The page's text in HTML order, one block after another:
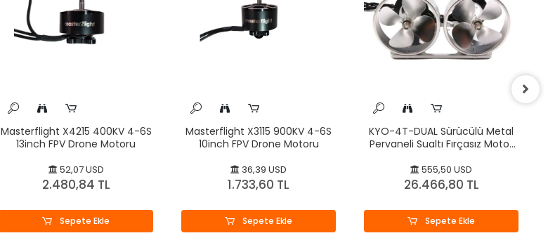
Masterflight X4215 400KV 4-6S
13inch FPV Drone Motoru
52,07 USD
2.480,84 TL
Sepete Ekle
Masterflight X3115 900KV 4-6S
10inch FPV Drone Motoru
36,39 USD
1.733,60 TL
Sepete Ekle
KYO-4T-DUAL Sürücülü Metal
Pervaneli Sualtı Fırçasız Motor
555,50 USD
26.466,80 TL
Sepete Ekle